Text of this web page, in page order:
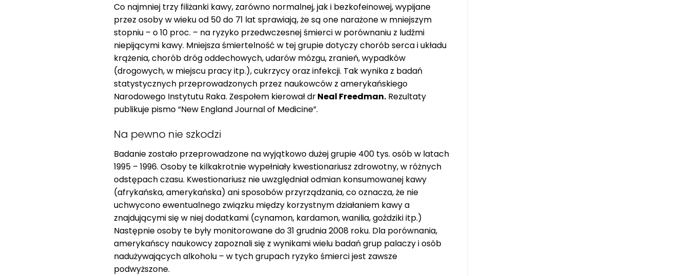
Co najmniej trzy filiżanki kawy, zarówno normalnej, jak i bezkofeinowej, wypijane
przez osoby w wieku od 50 do 71 lat sprawiają, że są one narażone w mniejszym
stopniu – o 10 proc. – na ryzyko przedwczesnej śmierci w porównaniu z ludźmi
niepijącymi kawy. Mniejsza śmiertelność w tej grupie dotyczy chorób serca i układu
krążenia, chorób dróg oddechowych, udarów mózgu, zranień, wypadków
(drogowych, w miejscu pracy itp.), cukrzycy oraz infekcji. Tak wynika z badań
statystycznych przeprowadzonych przez naukowców z amerykańskiego
Narodowego Instytutu Raka. Zespołem kierował drNeal Freedman. Rezultaty
publikuje pismo “New England Journal of Medicine”.
Na pewno nie szkodzi
Badanie zostało przeprowadzone na wyjątkowo dużej grupie 400 tys. osób w latach
1995 – 1996. Osoby te kilkakrotnie wypełniały kwestionariusz zdrowotny, w różnych
odstępach czasu. Kwestionariusz nie uwzględniał odmian konsumowanej kawy
(afrykańska, amerykańska) ani sposobów przyrządzania, co oznacza, że nie
uchwycono ewentualnego związku między korzystnym działaniem kawy a
znajdującymi się w niej dodatkami (cynamon, kardamon, wanilia, goździki itp.)
Następnie osoby te były monitorowane do 31 grudnia 2008 roku. Dla porównania,
amerykańscy naukowcy zapoznali się z wynikami wielu badań grup palaczy i osób
nadużywających alkoholu – w tych grupach ryzyko śmierci jest zawsze
podwyższone.